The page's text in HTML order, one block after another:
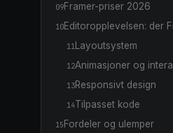
09Framer-priser 2026
10Editoropplevelsen: der
11 Layoutsystem
12Animasjoner og
13Responsivt design
14Tilpasset kode
15 Fordeler og ulemper